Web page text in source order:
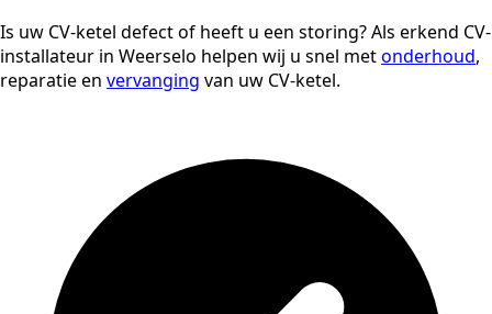
Is uw CV-ketel defect of heeft u een storing? Als erkend CV-
installateur in Weerselo helpen wij u snel metonderhoud,
reparatie en vervanging van uw CV-ketel.